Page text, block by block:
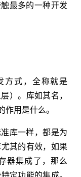
最多的一种开发
方式，全称就是
）。库如其名，
用是什么。
库一样，都是为
其的有效，如果
器集成了，那么
定功能的集成。